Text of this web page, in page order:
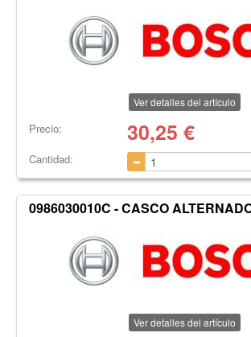
Ver detalles del artículo
Precio: 30,25 €
Cantidad:
0986030010C - CASCO
Ver detalles del artículo